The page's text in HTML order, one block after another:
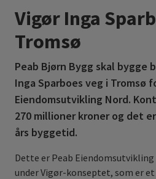
Vigør Inga
Tromsø
Peab Bjørn Bygg skal bygge
Inga Sparboes veg i Tromsø
Eiendomsutvikling Nord.
270 millioner kroner og det
års byggetid.
Dette er Peab
under Vigør-konseptet, som er